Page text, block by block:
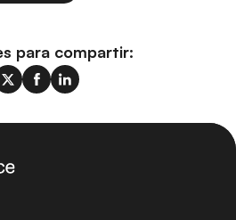
para compartir: